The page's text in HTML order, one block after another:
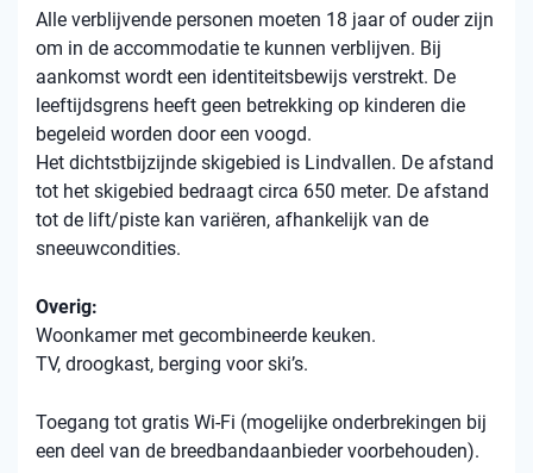
Alle verblijvende personen moeten 18 jaar of ouder zijn
om in de accommodatie te kunnen verblijven. Bij
aankomst wordt een identiteitsbewijs verstrekt. De
leeftijdsgrens heeft geen betrekking op kinderen die
begeleid worden door een voogd.
Het dichtstbijzijnde skigebied is Lindvallen. De afstand
tot het skigebied bedraagt ​​circa 650 meter. De afstand
tot de lift/piste kan variëren, afhankelijk van de
sneeuwcondities.
Overig:
Woonkamer met gecombineerde keuken.
TV, droogkast, berging voor ski’s.
Toegang tot gratis Wi-Fi (mogelijke onderbrekingen bij
een deel van de breedbandaanbieder voorbehouden).